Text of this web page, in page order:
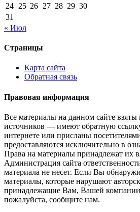
24 25 26 27 28 29 30
31
« Июл
Страницы
Карта сайта
Обратная связь
Правовая информация
Все материалы на данном сайте
источников — имеют обратную
интернете или присланы
предоставляются исключительно в
Права на материалы принадлежат их
Администрация сайта
материала не несет. Если Вы
материалы, которые нарушают
принадлежащие Вам, Вашей
пожалуйста, сообщите нам.